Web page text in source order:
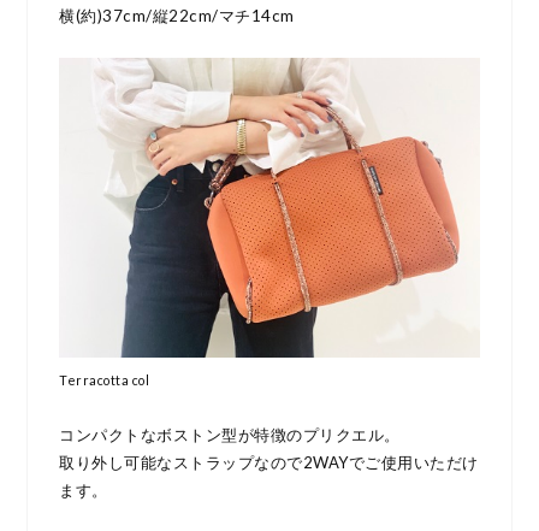
横(約)37cm/縦22cm/マチ14cm
Terracotta col
コンパクトなボストン型が特徴のプリクエル。
取り外し可能なストラップなので2WAYでご使用いただけ
ます。